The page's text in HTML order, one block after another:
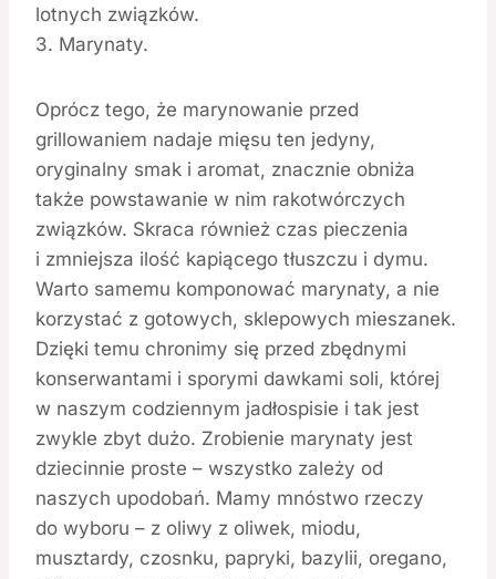
lotnych związków.
3. Marynaty.
Oprócz tego, że marynowanie przed
grillowaniem nadaje mięsu ten jedyny,
oryginalny smak i aromat, znacznie obniża
także powstawanie w nim rakotwórczych
związków. Skraca również czas pieczenia
i zmniejsza ilość kapiącego tłuszczu i dymu.
Warto samemu komponować marynaty, a nie
korzystać z gotowych, sklepowych mieszanek.
Dzięki temu chronimy się przed zbędnymi
konserwantami i sporymi dawkami soli, której
w naszym codziennym jadłospisie i tak jest
zwykle zbyt dużo. Zrobienie marynaty jest
dziecinnie proste – wszystko zależy od
naszych upodobań. Mamy mnóstwo rzeczy
do wyboru – z oliwy z oliwek, miodu,
musztardy, czosnku, papryki, bazylii, oregano,